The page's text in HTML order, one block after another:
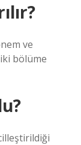
ve
bölüme